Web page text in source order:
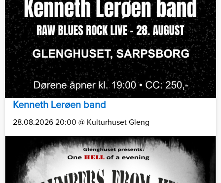
Kenneth Lerøen band
28.08.2026 20:00 @ Kulturhuset Gleng